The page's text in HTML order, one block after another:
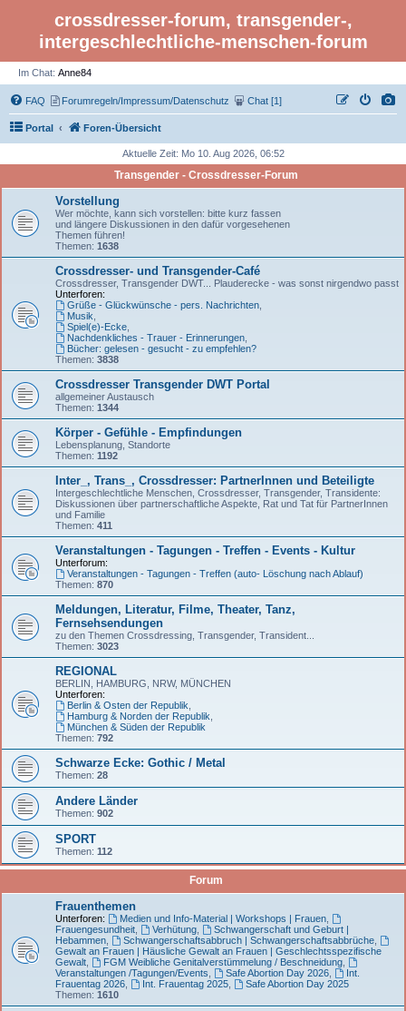
crossdresser-forum, transgender-,
intergeschlechtliche-menschen-forum
Im Chat: Anne84
FAQ Forumregeln/Impressum/Datenschutz Chat [1]
Portal Foren-Übersicht
Aktuelle Zeit: Mo 10. Aug 2026, 06:52
Transgender - Crossdresser-Forum
Vorstellung
Wer möchte, kann sich vorstellen: bitte kurz fassen
und längere Diskussionen in den dafür vorgesehenen
Themen führen!
Themen: 1638
Crossdresser- und Transgender-Café
Crossdresser, Transgender DWT... Plauderecke - was sonst nirgendwo passt
Unterforen:
Grüße - Glückwünsche - pers. Nachrichten,
Musik
Spiel(e)-Ecke,
Nachdenkliches - Trauer - Erinnerungen,
Bücher: gelesen - gesucht - zu empfehlen?
Themen: 3838
Crossdresser Transgender DWT Portal
allgemeiner Austausch
Themen: 1344
Körper - Gefühle - Empfindungen
Lebensplanung, Standorte
Themen: 1192
Inter_, Trans_, Crossdresser: PartnerInnen und Beteiligte
Intergeschlechtliche Menschen, Crossdresser, Transgender, Transidente:
Diskussionen über partnerschaftliche Aspekte, Rat und Tat für PartnerInnen
und Familie
Themen: 411
Veranstaltungen - Tagungen - Treffen - Events - Kultur
Unterforum:
Veranstaltungen - Tagungen - Treffen (auto- Löschung nach Ablauf)
Themen: 870
Meldungen, Literatur, Filme, Theater, Tanz,
Fernsehsendungen
zu den Themen Crossdressing, Transgender, Transident...
Themen: 3023
REGIONAL
BERLIN, HAMBURG, NRW, MÜNCHEN
Unterforen:
Berlin & Osten der Republik
Hamburg & Norden der Republik
München & Süden der Republik
Themen: 792
Schwarze Ecke: Gothic / Metal
Themen: 28
Andere Länder
Themen: 902
SPORT
Themen: 112
Forum
Frauenthemen
Unterforen: Medien und Info-Material | Workshops | Frauen,
Frauengesundheit
Verhütung,
Schwangerschaft und Geburt |
Hebammen
Schwangerschaftsabbruch | Schwangerschaftsabbrüche,
Gewalt an Frauen | Häusliche Gewalt an Frauen | Geschlechtsspezifische
Gewalt
FGM Weibliche Genitalverstümmelung / Beschneidung,
Veranstaltungen /Tagungen/Events
Safe Abortion Day 2026,
Int.
Frauentag 2026
Int. Frauentag 2025,
Safe Abortion Day 2025
Themen: 1610